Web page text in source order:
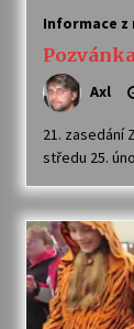
Informace z
Axl
21. zasedání
středu 25.